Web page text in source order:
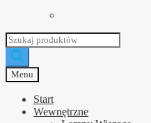
Wyszukiwarka
produktów
Menu
Start
Wewnętrzne